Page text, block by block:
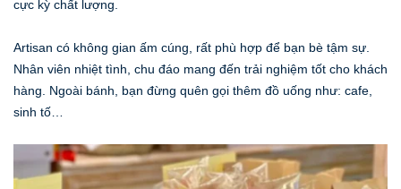
cực kỳ chất lượng.
Artisan có không gian ấm cúng, rất phù hợp để bạn bè tậm sự.
Nhân viên nhiệt tình, chu đáo mang đến trải nghiệm tốt cho khách
hàng. Ngoài bánh, bạn đừng quên gọi thêm đồ uống như: cafe,
sinh tố…